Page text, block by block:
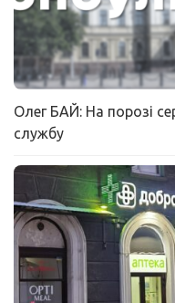
Олег БАЙ: На порозі
службу